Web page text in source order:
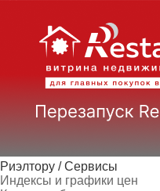
Риэлтору / Сервисы
Индексы и графики цен